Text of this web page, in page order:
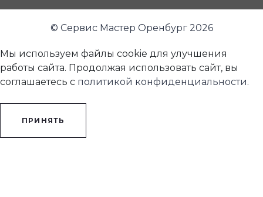
© Сервис Мастер Оренбург 2026
Мы используем файлы cookie для улучшения
работы сайта. Продолжая использовать сайт, вы
соглашаетесь с политикой конфиденциальности.
ПРИНЯТЬ